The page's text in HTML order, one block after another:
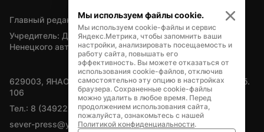
Главный редактор — А.Л. Поздеев
Учредитель: Департамент внутренней политики Ямало-
Ненецкого автономного округа
629003, ЯНАО, Салехард, мкр. Богдана Кнунянца, д.1, каб.
106
Тел.: 8 (34922) 71262
sever-press@yamal-media.ru
Мы используем файлы cookie.
Мы используем cookie-файлы и сервис
Яндекс.Метрика, чтобы запомнить ваши
настройки, анализировать посещаемость и
работу сайта, повышать его
эффективность. Вы можете отказаться от
использования cookie-файлов, отключив
самостоятельно эту опцию в настройках
браузера. Сохраненные cookie-файлы
можно удалить в любое время. Перед
продолжением использования сайта,
пожалуйста, ознакомьтесь с нашей
Политикой конфиденциальности.